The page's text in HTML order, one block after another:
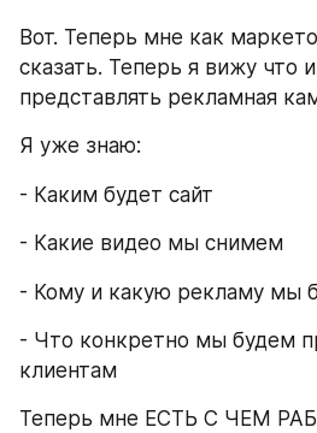
Вот. Теперь мне как
сказать. Теперь я вижу что
представлять рекламная
Я уже знаю:
- Каким будет сайт
- Какие видео мы снимем
- Кому и какую рекламу мы
- Что конкретно мы будем
клиентам
Теперь мне ЕСТЬ С ЧЕМ